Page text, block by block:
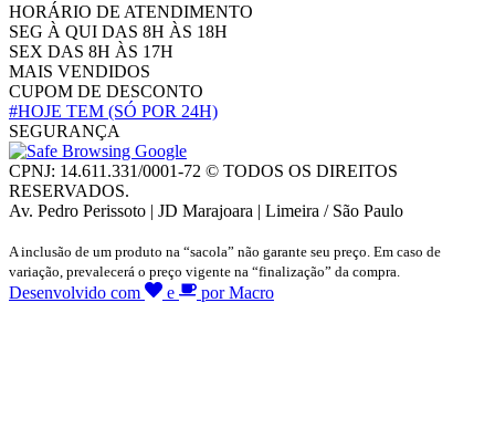
HORÁRIO DE ATENDIMENTO
SEG À QUI DAS 8H ÀS 18H
SEX DAS 8H ÀS 17H
MAIS VENDIDOS
CUPOM DE DESCONTO
#HOJE TEM (SÓ POR 24H)
SEGURANÇA
CPNJ: 14.611.331/0001-72 © TODOS OS DIREITOS
RESERVADOS.
Av. Pedro Perissoto | JD Marajoara | Limeira / São Paulo
A inclusão de um produto na “sacola” não garante seu preço. Em caso de
variação, prevalecerá o preço vigente na “finalização” da compra.
Desenvolvido com e por Macro